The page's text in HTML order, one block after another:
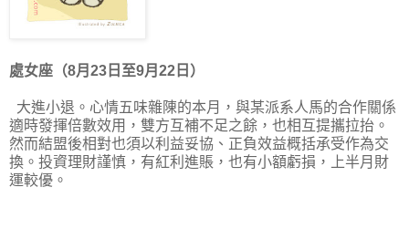
處女座（8月23日至9月22日）
大進小退。心情五味雜陳的本月，與某派系人馬的合作關係
適時發揮倍數效用，雙方互補不足之餘，也相互提攜拉抬。
然而結盟後相對也須以利益妥協、正負效益概括承受作為交
換。投資理財謹慎，有紅利進賬，也有小額虧損，上半月財
運較優。